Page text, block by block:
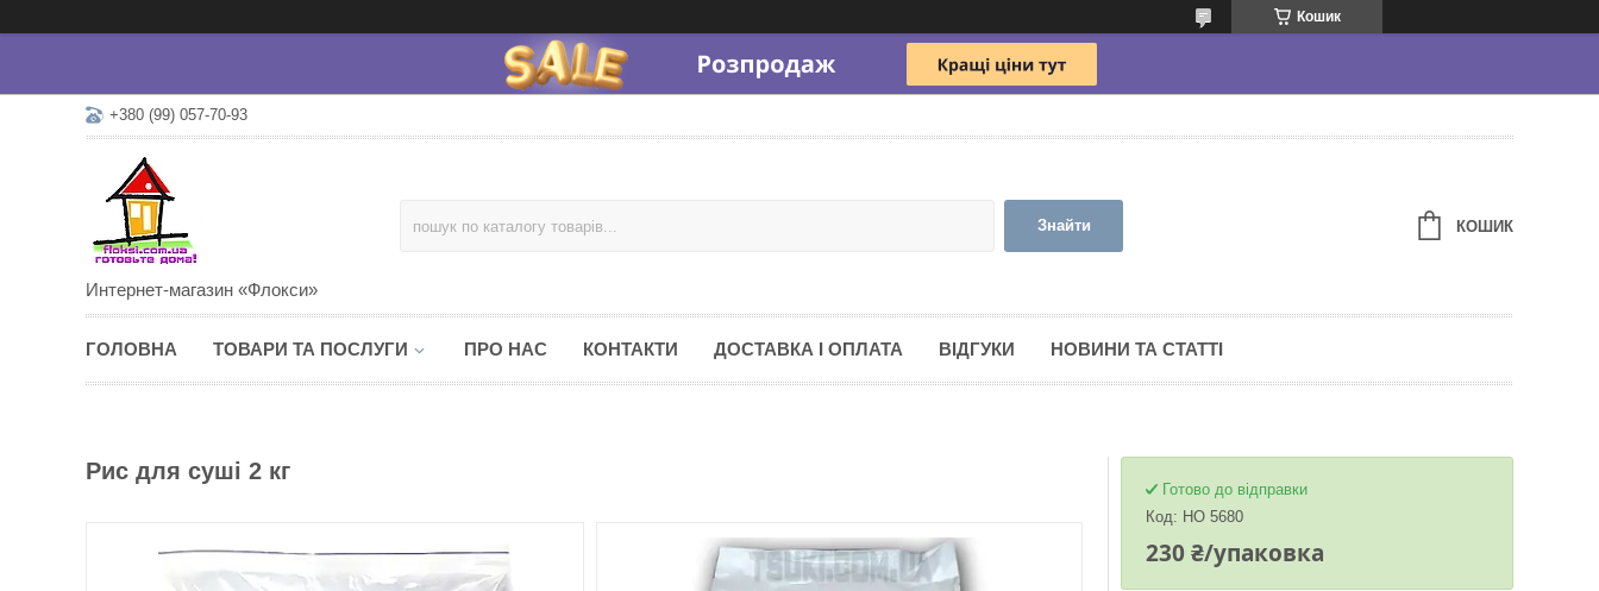
Кошик
+380 (99) 057-70-93
Интернет-магазин «Флокси»
Знайти КОШИК
ГОЛОВНА ТОВАРИ ТА ПОСЛУГИ ПРО НАС КОНТАКТИ ДОСТАВКА І ОПЛАТА ВІДГУКИ НОВИНИ ТА СТАТТІ
Рис для суші 2 кг
Готово до відправки
Код: HO 5680
230 ₴/упаковка